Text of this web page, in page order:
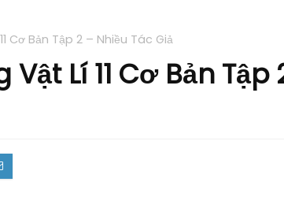
Cơ Bản Tập 2 – Nhiều Tác Giả
Vật Lí 11 Cơ Bản